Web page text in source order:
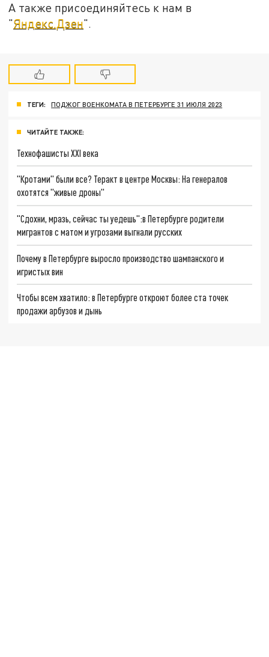
А также присоединяйтесь к нам в
"Яндекс.Дзен".
ТЕГИ: ПОДЖОГ ВОЕНКОМАТА В ПЕТЕРБУРГЕ 31 ИЮЛЯ 2023
ЧИТАЙТЕ ТАКЖЕ:
Технофашисты XXI века
"Кротами" были все? Теракт в центре Москвы: На генералов
охотятся "живые дроны"
"Сдохни, мразь, сейчас ты уедешь":в Петербурге родители
мигрантов с матом и угрозами выгнали русских
Почему в Петербурге выросло производство шампанского и
игристых вин
Чтобы всем хватило: в Петербурге откроют более ста точек
продажи арбузов и дынь